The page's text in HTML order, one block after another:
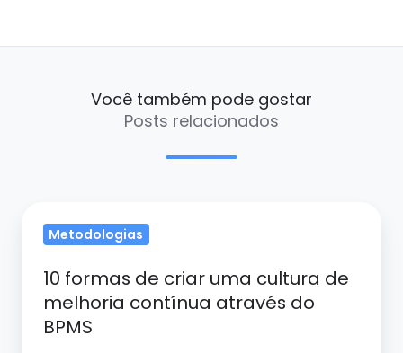
Você também pode gostar
Posts relacionados
formas
criar
uma
cultura
Metodologias
10 formas de criar uma cultura de
melhoria contínua através do
BPMS